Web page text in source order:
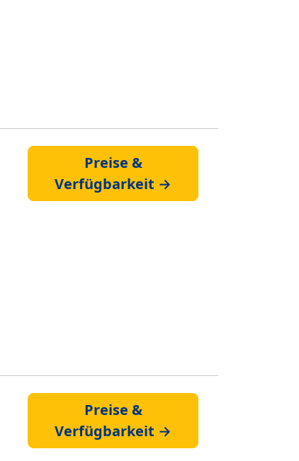
Preise &
Verfügbarkeit →
Preise &
Verfügbarkeit →